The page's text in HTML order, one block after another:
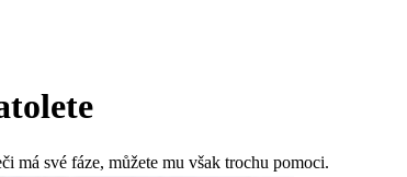
má své fáze, můžete mu však trochu pomoci.